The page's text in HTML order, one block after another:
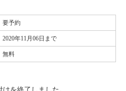
要予約
2020年11月06日まで
無料